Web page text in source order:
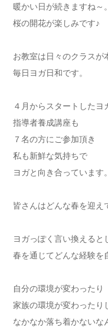
暖かい日が続きますね～。
桜の開花が楽しみです♪
お教室は日々のクラスが
毎日ヨガ日和です。
４月からスタートしたヨ
指導者養成講座も
７名の方にご参加頂き
私も新鮮な気持ちで
ヨガと向き合っています。
皆さんはどんな春を迎え
ヨガっぽく言い換えると
春を通じてどんな経験を
自分の環境が変わったり
家族の環境が変わったり
なかなか落ち着かないな